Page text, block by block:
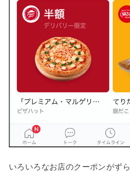
いろいろなお店のクーポンがず